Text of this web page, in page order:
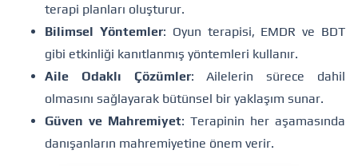
terapi planları oluşturur.
Bilimsel Yöntemler: Oyun terapisi, EMDR ve BDT
gibi etkinliği kanıtlanmış yöntemleri kullanır.
Aile Odaklı Çözümler: Ailelerin sürece dahil
olmasını sağlayarak bütünsel bir yaklaşım sunar.
Güven ve Mahremiyet: Terapinin her aşamasında
danışanların mahremiyetine önem verir.